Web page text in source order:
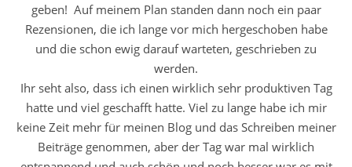
geben! Auf meinem Plan standen dann noch ein paar
Rezensionen, die ich lange vor mich hergeschoben habe
und die schon ewig darauf warteten, geschrieben zu
werden.
Ihr seht also, dass ich einen wirklich sehr produktiven Tag
hatte und viel geschafft hatte. Viel zu lange habe ich mir
keine Zeit mehr für meinen Blog und das Schreiben meiner
Beiträge genommen, aber der Tag war mal wirklich